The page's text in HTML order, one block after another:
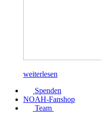
weiterlesen
Spenden
NOAH-Fanshop
Team